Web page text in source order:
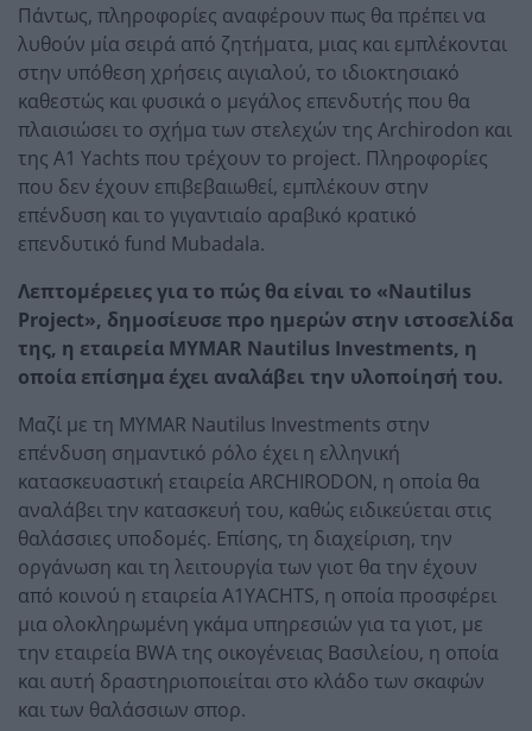
Πάντως, πληροφορίες αναφέρουν πως θα πρέπει να
λυθούν μία σειρά από ζητήματα, μιας και εμπλέκονται
στην υπόθεση χρήσεις αιγιαλού, το ιδιοκτησιακό
καθεστώς και φυσικά ο μεγάλος επενδυτής που θα
πλαισιώσει το σχήμα των στελεχών της Archirodon και
της A1 Yachts που τρέχουν το project. Πληροφορίες
που δεν έχουν επιβεβαιωθεί, εμπλέκουν στην
επένδυση και το γιγαντιαίο αραβικό κρατικό
επενδυτικό fund Mubadala.
Λεπτομέρειες για το πώς θα είναι το «Nautilus
Project», δημοσίευσε προ ημερών στην ιστοσελίδα
της, η εταιρεία MYMAR Nautilus Investments, η
οποία επίσημα έχει αναλάβει την υλοποίησή του.
Μαζί με τη MYMAR Nautilus Investments στην
επένδυση σημαντικό ρόλο έχει η ελληνική
κατασκευαστική εταιρεία ARCHIRODON, η οποία θα
αναλάβει την κατασκευή του, καθώς ειδικεύεται στις
θαλάσσιες υποδομές. Επίσης, τη διαχείριση, την
οργάνωση και τη λειτουργία των γιοτ θα την έχουν
από κοινού η εταιρεία A1YACHTS, η οποία προσφέρει
μια ολοκληρωμένη γκάμα υπηρεσιών για τα γιοτ, με
την εταιρεία BWA της οικογένειας Βασιλείου, η οποία
και αυτή δραστηριοποιείται στο κλάδο των σκαφών
και των θαλάσσιων σπορ.